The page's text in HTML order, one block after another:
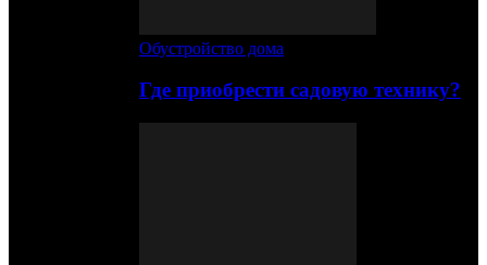
Обустройство дома
Где приобрести садовую технику?